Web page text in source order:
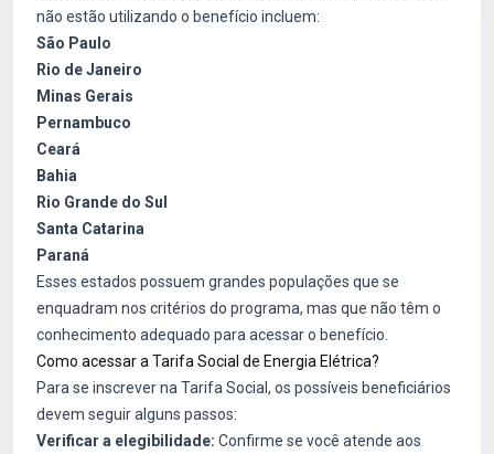
não estão utilizando o benefício incluem:
São Paulo
Rio de Janeiro
Minas Gerais
Pernambuco
Ceará
Bahia
Rio Grande do Sul
Santa Catarina
Paraná
Esses estados possuem grandes populações que se
enquadram nos critérios do programa, mas que não têm o
conhecimento adequado para acessar o benefício.
Como acessar a Tarifa Social de Energia Elétrica?
Para se inscrever na Tarifa Social, os possíveis beneficiários
devem seguir alguns passos:
Verificar a elegibilidade: Confirme se você atende aos